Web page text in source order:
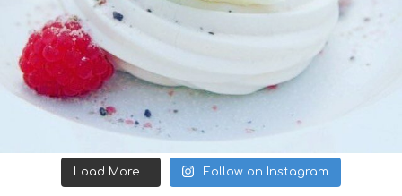
Load More... Follow on Instagram